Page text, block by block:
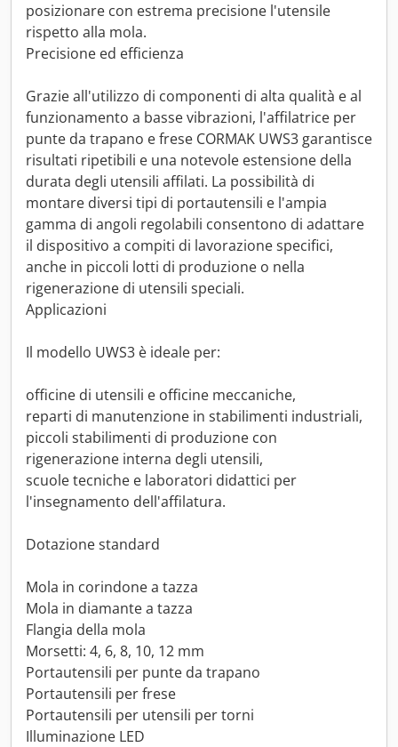
posizionare con estrema precisione l'utensile
rispetto alla mola.
Precisione ed efficienza
Grazie all'utilizzo di componenti di alta qualità e al
funzionamento a basse vibrazioni, l'affilatrice per
punte da trapano e frese CORMAK UWS3 garantisce
risultati ripetibili e una notevole estensione della
durata degli utensili affilati. La possibilità di
montare diversi tipi di portautensili e l'ampia
gamma di angoli regolabili consentono di adattare
il dispositivo a compiti di lavorazione specifici,
anche in piccoli lotti di produzione o nella
rigenerazione di utensili speciali.
Applicazioni
Il modello UWS3 è ideale per:
officine di utensili e officine meccaniche,
reparti di manutenzione in stabilimenti industriali,
piccoli stabilimenti di produzione con
rigenerazione interna degli utensili,
scuole tecniche e laboratori didattici per
l'insegnamento dell'affilatura.
Dotazione standard
Mola in corindone a tazza
Mola in diamante a tazza
Flangia della mola
Morsetti: 4, 6, 8, 10, 12 mm
Portautensili per punte da trapano
Portautensili per frese
Portautensili per utensili per torni
Illuminazione LED